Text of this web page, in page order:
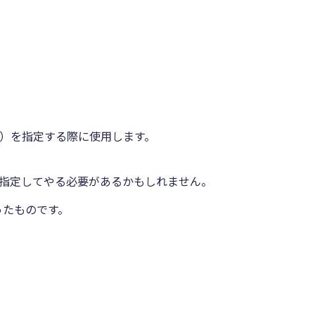
指定する際に使用します。
してやる必要があるかもしれません。
ものです。